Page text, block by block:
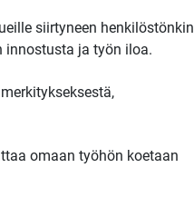
siirtyneen henkilöstönkin
innostusta ja työn iloa.
omaan työhön koetaan